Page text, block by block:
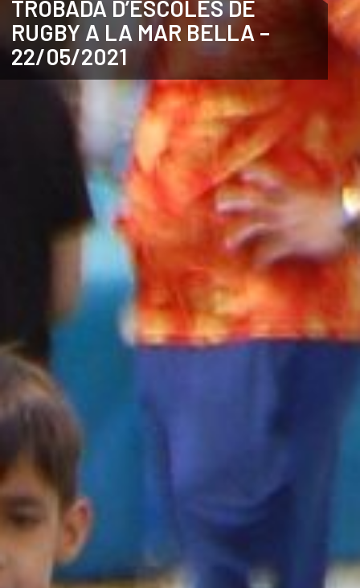
ANGLÈS
TROBADA D’ESCOLES DE
RUGBY A LA MAR BELLA –
22/05/2021